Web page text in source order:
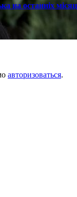
останніх
авторизоваться.